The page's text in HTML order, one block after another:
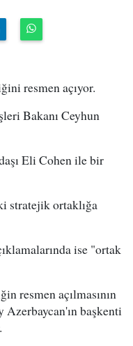
resmen açıyor.
Bakanı Ceyhun
Eli Cohen ile bir
stratejik ortaklığa
ise "ortak
resmen açılmasının
Azerbaycan'ın başkenti